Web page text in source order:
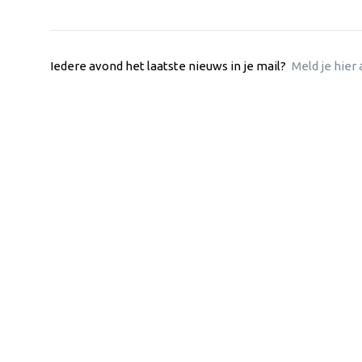
Iedere avond het laatste nieuws in je mail? Meld je hier